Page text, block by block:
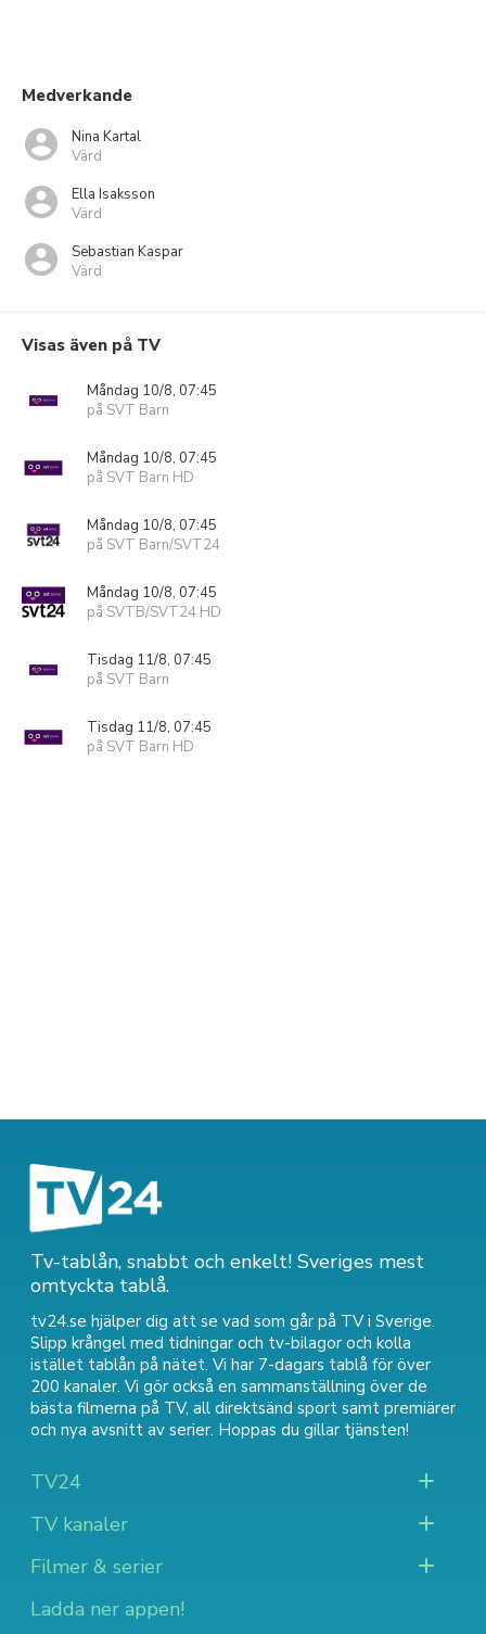
Medverkande
Nina Kartal
Värd
Ella Isaksson
Värd
Sebastian Kaspar
Värd
Visas även på TV
Måndag 10/8, 07:45
på SVT Barn
Måndag 10/8, 07:45
på SVT Barn HD
Måndag 10/8, 07:45
på SVT Barn/SVT24
Måndag 10/8, 07:45
på SVTB/SVT24 HD
Tisdag 11/8, 07:45
på SVT Barn
Tisdag 11/8, 07:45
på SVT Barn HD
Tv-tablån, snabbt och enkelt! Sveriges mest
omtyckta tablå.
tv24.se hjälper dig att se vad som går på TV i Sverige.
Slipp krångel med tidningar och tv-bilagor och kolla
istället tablån på nätet. Vi har 7-dagars tablå för över
200 kanaler. Vi gör också en sammanställning över de
bästa filmerna på TV, all direktsänd sport samt premiärer
och nya avsnitt av serier. Hoppas du gillar tjänsten!
TV24
TV kanaler
Filmer & serier
Ladda ner appen!